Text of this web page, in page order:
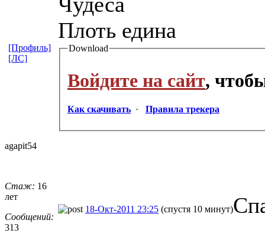
Плоть едина
Download
Войдите на сайт,
Как скачивать · Правила трекера
[Профиль]
[ЛС]
agapit54
Стаж: 16
лет
Сообщений:
313
18-Окт-2011 23:25 (спустя 10 минут)